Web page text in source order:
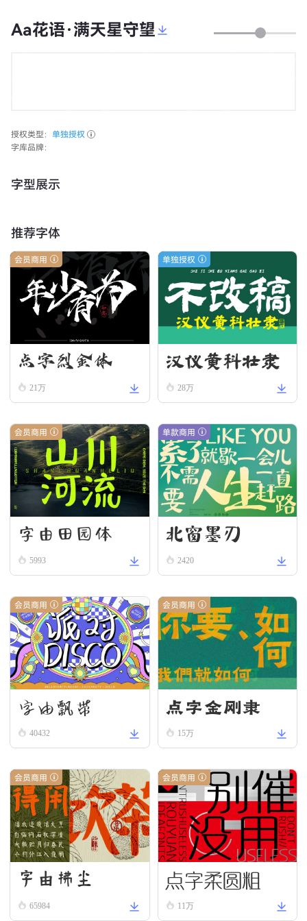
Aa花语·满天星守望
授权类型： 单独授权
字库品牌：
字型展示
推荐字体
会员商用
点字烈金体
21万
单独授权
汉仪黄科壮隶
W28万
会员商用
字由田园体
5993
单款商用
北窗墨刃
2420
会员商用
字由飘带
40432
会员商用
点字金刚隶
15万
会员商用
字由拂尘
65984
会员商用
点字柔圆粗
11万